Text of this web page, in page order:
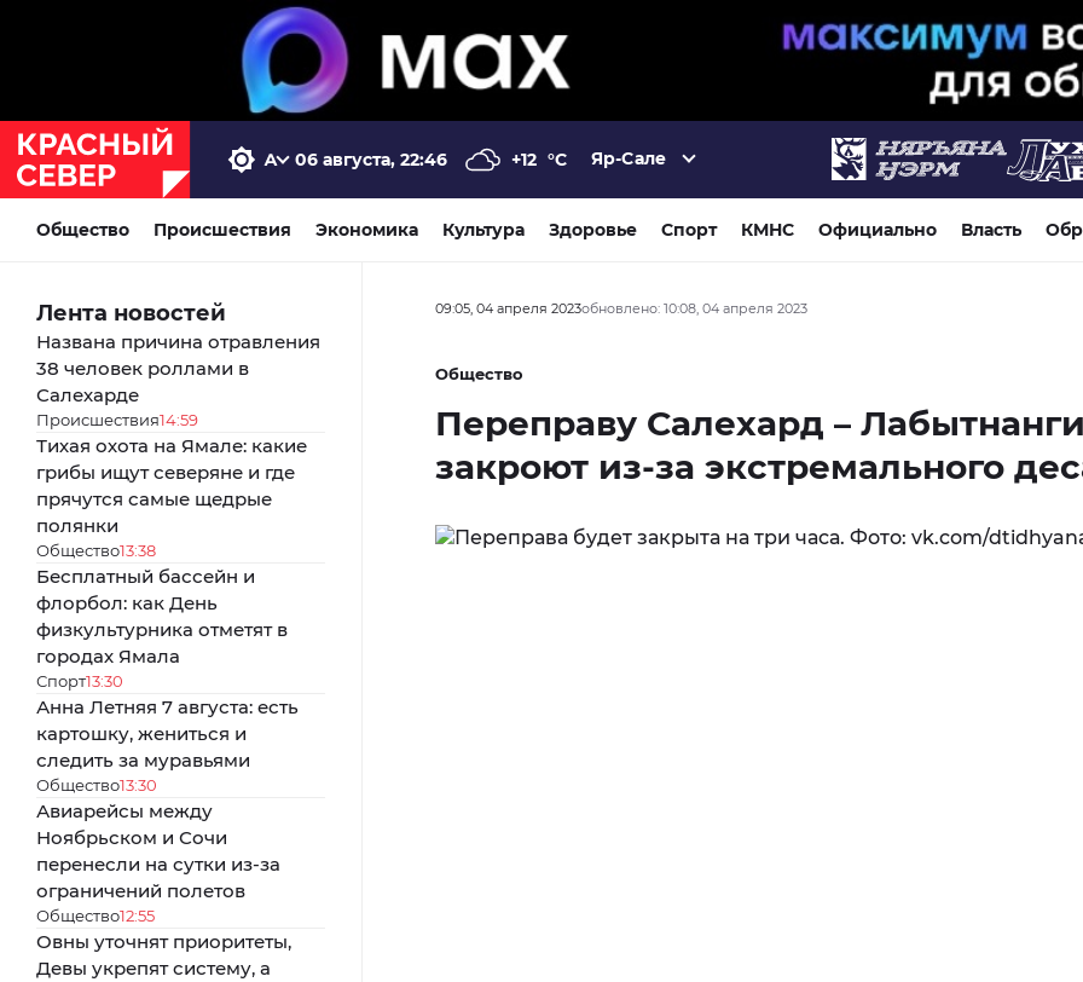
06 августа, 22:46 +12 °C Яр-Сале
Общество Происшествия Экономика Культура Здоровье Спорт КМНС Официально Власть
Лента новостей
Названа причина отравления
38 человек роллами в
Салехарде
Происшествия14:59
Тихая охота на Ямале: какие
грибы ищут северяне и где
прячутся самые щедрые
полянки
Общество13:38
Бесплатный бассейн и
флорбол: как День
физкультурника отметят в
городах Ямала
Спорт13:30
Анна Летняя 7 августа: есть
картошку, жениться и
следить за муравьями
Общество13:30
Авиарейсы между
Ноябрьском и Сочи
перенесли на сутки из-за
ограничений полетов
Общество12:55
Овны уточнят приоритеты,
Девы укрепят систему, а
09:05, 04 апреля 2023обновлено: 10:08, 04 апреля 2023
Общество
Переправу Салехард – Лабытнанги
закроют из-за экстремального